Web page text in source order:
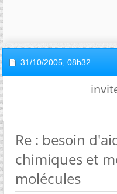
31/10/2005, 08h32
Re : besoin
chimiques et
molécules